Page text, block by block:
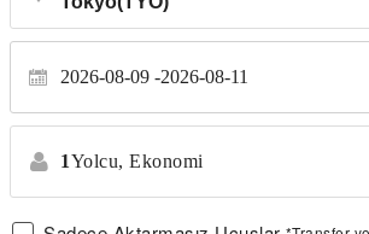
2026-08-09 2026-08-11
1Yolcu, Ekonomi